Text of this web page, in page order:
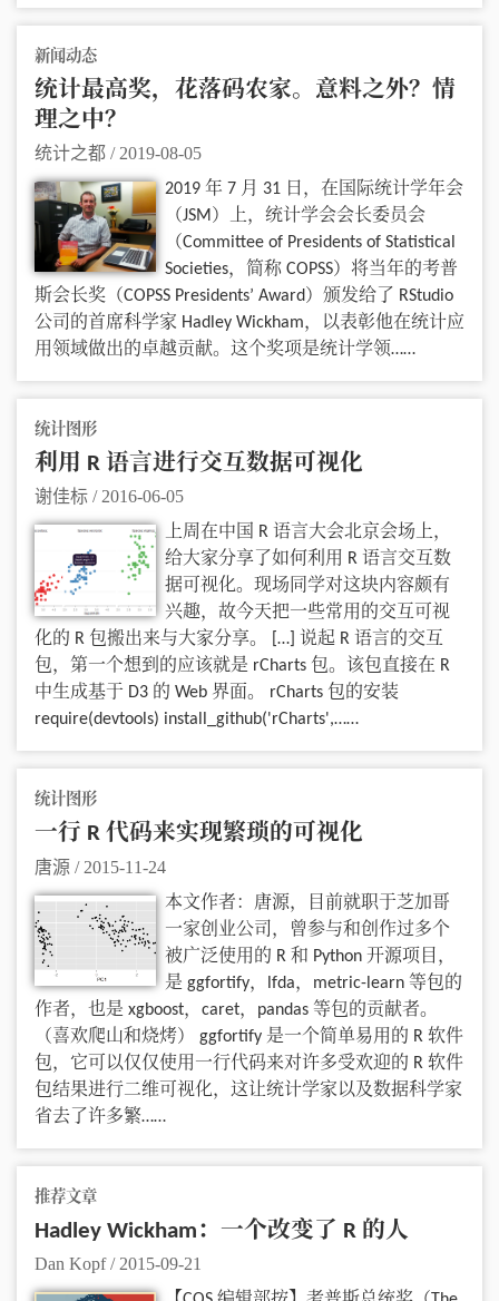
新闻动态
统计最高奖，花落码农家。意料之外？情
理之中？
统计之都 / 2019-08-05
2019 年 7 月 31 日，在国际统计学年会
（JSM）上，统计学会会长委员会
（Committee of Presidents of Statistical
Societies，简称 COPSS）将当年的考普
斯会长奖（COPSS Presidents’ Award）颁发给了 RStudio
公司的首席科学家 Hadley Wickham，以表彰他在统计应
用领域做出的卓越贡献。这个奖项是统计学领……
统计图形
利用 R 语言进行交互数据可视化
谢佳标 / 2016-06-05
上周在中国 R 语言大会北京会场上，
给大家分享了如何利用 R 语言交互数
据可视化。现场同学对这块内容颇有
兴趣，故今天把一些常用的交互可视
化的 R 包搬出来与大家分享。 […] 说起 R 语言的交互
包，第一个想到的应该就是 rCharts 包。该包直接在 R
中生成基于 D3 的 Web 界面。 rCharts 包的安装
require(devtools) install_github('rCharts',……
统计图形
一行 R 代码来实现繁琐的可视化
唐源 / 2015-11-24
本文作者：唐源，目前就职于芝加哥
一家创业公司，曾参与和创作过多个
被广泛使用的 R 和 Python 开源项目，
是 ggfortify，lfda，metric-learn 等包的
作者，也是 xgboost，caret，pandas 等包的贡献者。
（喜欢爬山和烧烤） ggfortify 是一个简单易用的 R 软件
包，它可以仅仅使用一行代码来对许多受欢迎的 R 软件
包结果进行二维可视化，这让统计学家以及数据科学家
省去了许多繁……
推荐文章
Hadley Wickham：一个改变了 R 的人
Dan Kopf/ 2015-09-21